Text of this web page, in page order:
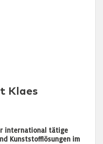
Klaes
international tätige
Kunststofflösungen im